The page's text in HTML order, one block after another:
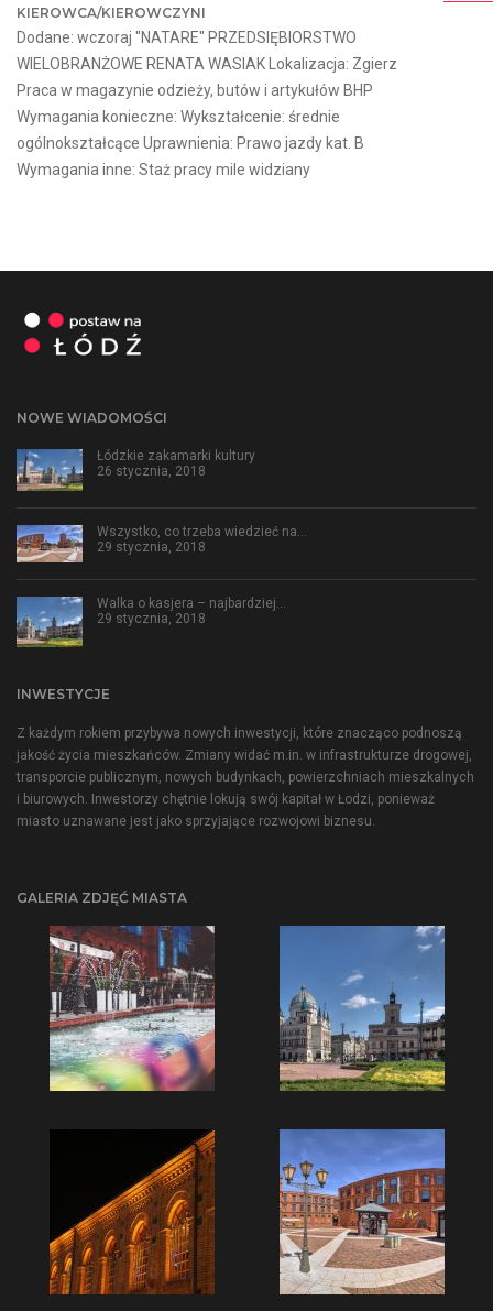
KIEROWCA/KIEROWCZYNI
Dodane: wczoraj "NATARE" PRZEDSIĘBIORSTWO
WIELOBRANŻOWE RENATA WASIAK Lokalizacja: Zgierz
Praca w magazynie odzieży, butów i artykułów BHP
Wymagania konieczne: Wykształcenie: średnie
ogólnokształcące Uprawnienia: Prawo jazdy kat. B
Wymagania inne: Staż pracy mile widziany
NOWE WIADOMOŚCI
Łódzkie zakamarki kultury
26 stycznia, 2018
Wszystko, co trzeba wiedzieć na…
29 stycznia, 2018
Walka o kasjera – najbardziej…
29 stycznia, 2018
INWESTYCJE
Z każdym rokiem przybywa nowych inwestycji, które znacząco podnoszą
jakość życia mieszkańców. Zmiany widać m.in. w infrastrukturze drogowej,
transporcie publicznym, nowych budynkach, powierzchniach mieszkalnych
i biurowych. Inwestorzy chętnie lokują swój kapitał w Łodzi, ponieważ
miasto uznawane jest jako sprzyjające rozwojowi biznesu.
GALERIA ZDJĘĆ MIASTA